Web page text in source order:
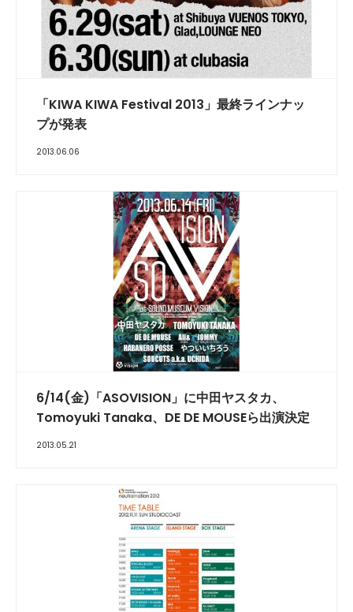
「KIWA KIWA Festival 2013」最終ラインナッ
プが発表
2013.06.06
6/14(金)「ASOVISION」に中田ヤスタカ、
Tomoyuki Tanaka、DE DE MOUSEら出演決定
2013.05.21